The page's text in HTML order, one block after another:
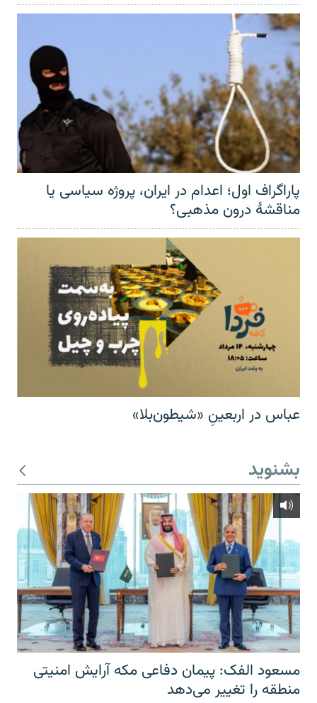
پاراگراف اول؛ اعدام در ایران، پروژه سیاسی یا
مناقشهٔ درون مذهبی؟
عباس در اربعینِ «شیطون‌بلا»
بشنوید
مسعود الفک: پیمان دفاعی مکه آرایش امنیتی
منطقه را تغییر می‌دهد